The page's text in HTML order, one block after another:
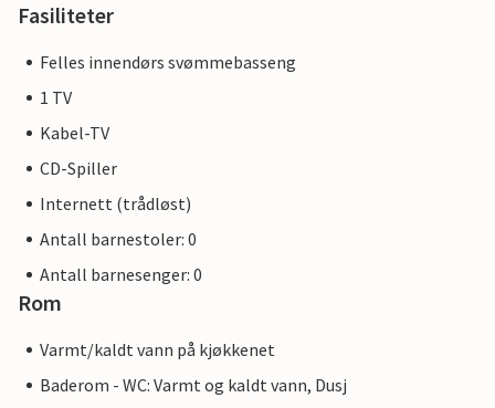
Fasiliteter
Felles innendørs svømmebasseng
1 TV
Kabel-TV
CD-Spiller
Internett (trådløst)
Antall barnestoler: 0
Antall barnesenger: 0
Rom
Varmt/kaldt vann på kjøkkenet
Baderom - WC: Varmt og kaldt vann, Dusj